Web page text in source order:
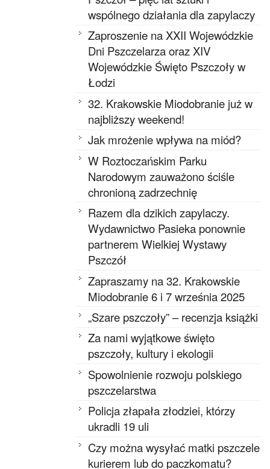
wspólnego działania dla zapylaczy
Zaproszenie na XXII Wojewódzkie
Dni Pszczelarza oraz XIV
Wojewódzkie Święto Pszczoły w
Łodzi
32. Krakowskie Miodobranie już w
najbliższy weekend!
Jak mrożenie wpływa na miód?
W Roztoczańskim Parku
Narodowym zauważono ściśle
chronioną zadrzechnię
Razem dla dzikich zapylaczy.
Wydawnictwo Pasieka ponownie
partnerem Wielkiej Wystawy
Pszczół
Zapraszamy na 32. Krakowskie
Miodobranie 6 i 7 września 2025
„Szare pszczoły” – recenzja książki
Za nami wyjątkowe święto
pszczoły, kultury i ekologii
Spowolnienie rozwoju polskiego
pszczelarstwa
Policja złapała złodziei, którzy
ukradli 19 uli
Czy można wysyłać matki pszczele
kurierem lub do paczkomatu?